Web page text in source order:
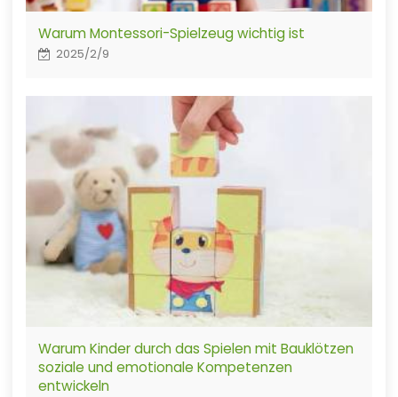
Warum Montessori-Spielzeug wichtig ist
2025/2/9
Warum Kinder durch das Spielen mit Bauklötzen
soziale und emotionale Kompetenzen
entwickeln